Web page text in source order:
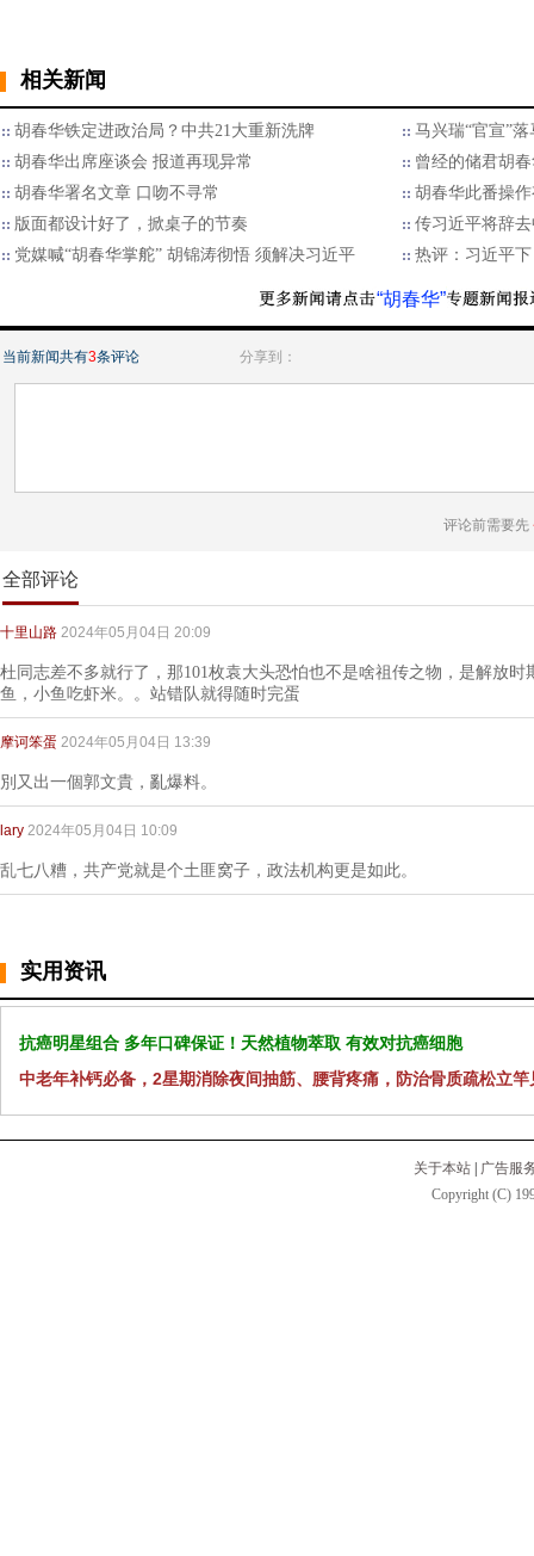
相关新闻
胡春华铁定进政治局？中共21大重新洗牌
马兴瑞“官宣”
胡春华出席座谈会 报道再现异常
曾经的储君胡
胡春华署名文章 口吻不寻常
胡春华此番操
版面都设计好了，掀桌子的节奏
传习近平将辞
党媒喊“胡春华掌舵” 胡锦涛彻悟 须解决习近平
热评：习近平
“胡春华”
当前新闻共有3条评论 分享到：
评论前需要先
全部评论
十里山路 2024年05月04日 20:09
杜同志差不多就行了，那101枚袁大头恐怕也不是啥祖传之物，是解放
鱼，小鱼吃虾米。。站错队就得随时完蛋
摩诃笨蛋 2024年05月04日 13:39
別又出一個郭文貴，亂爆料。
lary 2024年05月04日 10:09
乱七八糟，共产党就是个土匪窝子，政法机构更是如此。
实用资讯
抗癌明星组合 多年口碑保证！天然植物萃取 有效对抗癌细胞
中老年补钙必备，2星期消除夜间抽筋、腰背疼痛，防治骨质疏松立竿
关于本站
广告服
Copyright (C)